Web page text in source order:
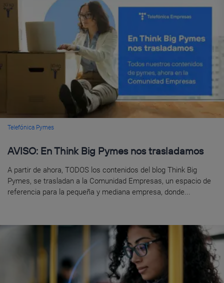
Telefónica Pymes
AVISO: En Think Big Pymes nos trasladamos
A partir de ahora, TODOS los contenidos del blog Think Big
Pymes, se trasladan a la Comunidad Empresas, un espacio de
referencia para la pequeña y mediana empresa, donde...